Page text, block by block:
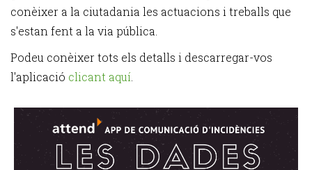
conèixer a la ciutadania les actuacions i treballs que
s'estan fent a la via pública.
Podeu conèixer tots els detalls i descarregar-vos
l'aplicació clicant aquí